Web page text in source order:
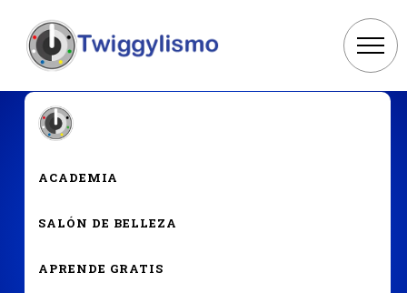
ACADEMIA
SALÓN DE BELLEZA
APRENDE GRATIS
10 técnicas para superar el
miedo a vender parte 3